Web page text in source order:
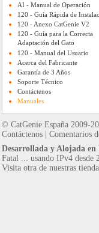
AI - Manual de Operación
120 - Guía Rápida de
120 - Anexo CatGenie V2
120 - Guía para la Correcta
Adaptación del Gato
120 - Manual del Usuario
Acerca del Fabricante
Garantía de 3 Años
Soporte Técnico
Contáctenos
Manuales
© CatGenie España 2009-
Contáctenos| Comentarios
Desarrollada y Alojada
Fatal ... usando IPv4 desde
Visita otra de nuestras